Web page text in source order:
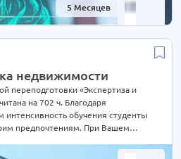
5 Месяцев -67%
недвижимости
переподготовки «Экспертиза и
на 702 ч. Благодаря
обучения студенты
предпочтениям. При Вашем
по телефону на сайте или отправьте